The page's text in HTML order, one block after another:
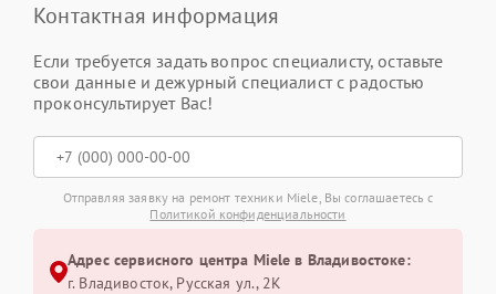
Контактная информация
Если требуется задать вопрос специалисту, оставьте
свои данные и дежурный специалист с радостью
проконсультирует Вас!
Отправляя заявку на ремонт техники Miele, Вы соглашаетесь с
Политикой конфиденциальности
Адрес сервисного центра Miele в Владивостоке:
г. Владивосток, Русская ул., 2К